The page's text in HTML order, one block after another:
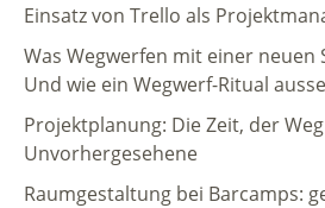
Einsatz von Trello als
Was Wegwerfen mit einer neuen
Und wie ein Wegwerf-Ritual
Projektplanung: Die Zeit, der
Unvorhergesehene
Raumgestaltung bei Barcamps: